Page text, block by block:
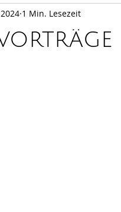
1 Min. Lesezeit